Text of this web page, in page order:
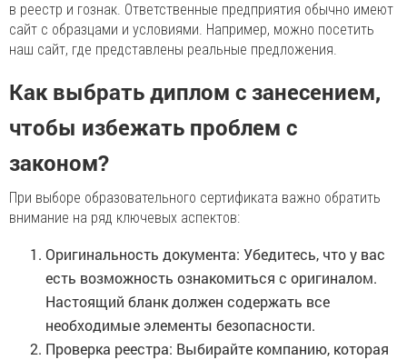
в реестр и гознак. Ответственные предприятия обычно имеют
сайт с образцами и условиями. Например, можно посетить
наш сайт, где представлены реальные предложения.
Как выбрать диплом с занесением,
чтобы избежать проблем с
законом?
При выборе образовательного сертификата важно обратить
внимание на ряд ключевых аспектов:
Оригинальность документа: Убедитесь, что у вас
есть возможность ознакомиться с оригиналом.
Настоящий бланк должен содержать все
необходимые элементы безопасности.
Проверка реестра: Выбирайте компанию, которая